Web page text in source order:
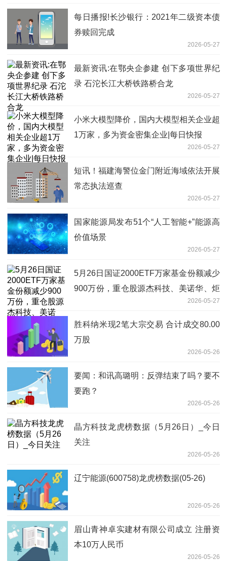
每日播报!长沙银行：2021年二级资本债
券赎回完成
2026-05-27
最新资讯:在鄂央企参建 创下多项世界纪
录 石沱长江大桥铁路桥合龙
2026-05-27
小米大模型降价，国内大模型相关企业超
1万家，多为资金密集企业|每日快报
2026-05-27
短讯！福建海警位金门附近海域依法开展
常态执法巡查
2026-05-27
国家能源局发布51个“人工智能+”能源高
价值场景
2026-05-27
5月26日国证2000ETF万家基金份额减少
900万份，重仓股源杰科技、美诺华、炬
2026-05-27
胜科纳米现2笔大宗交易 合计成交80.00
万股
2026-05-26
要闻：和讯高璐明：反弹结束了吗？要不
要跑？
2026-05-26
晶方科技龙虎榜数据（5月26日）_今日
关注
2026-05-26
辽宁能源(600758)龙虎榜数据(05-26)
2026-05-26
眉山青神卓实建材有限公司成立 注册资
本10万人民币
2026-05-26